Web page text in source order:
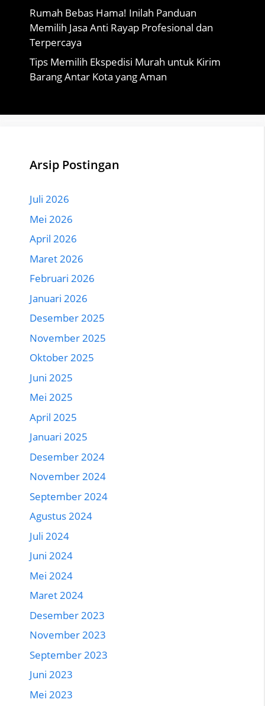
Rumah Bebas Hama! Inilah Panduan
Memilih Jasa Anti Rayap Profesional dan
Terpercaya
Tips Memilih Ekspedisi Murah untuk Kirim
Barang Antar Kota yang Aman
Arsip Postingan
Juli 2026
Mei 2026
April 2026
Maret 2026
Februari 2026
Januari 2026
Desember 2025
November 2025
Oktober 2025
Juni 2025
Mei 2025
April 2025
Januari 2025
Desember 2024
November 2024
September 2024
Agustus 2024
Juli 2024
Juni 2024
Mei 2024
Maret 2024
Desember 2023
November 2023
September 2023
Juni 2023
Mei 2023